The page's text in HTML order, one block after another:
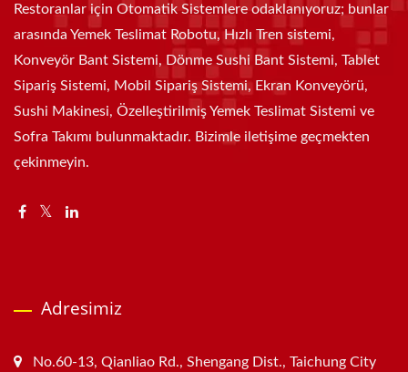
Restoranlar için Otomatik Sistemlere odaklanıyoruz; bunlar
arasında Yemek Teslimat Robotu, Hızlı Tren sistemi,
Konveyör Bant Sistemi, Dönme Sushi Bant Sistemi, Tablet
Sipariş Sistemi, Mobil Sipariş Sistemi, Ekran Konveyörü,
Sushi Makinesi, Özelleştirilmiş Yemek Teslimat Sistemi ve
Sofra Takımı bulunmaktadır. Bizimle iletişime geçmekten
çekinmeyin.
Adresimiz
No.60-13, Qianliao Rd., Shengang Dist., Taichung City